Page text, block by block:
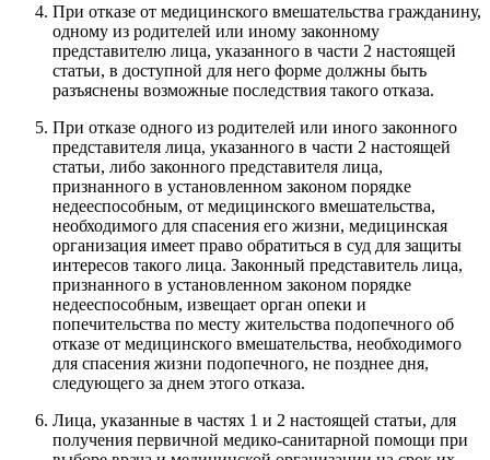
При отказе от медицинского вмешательства гражданину,
одному из родителей или иному законному
представителю лица, указанного в части 2 настоящей
статьи, в доступной для него форме должны быть
разъяснены возможные последствия такого отказа.
При отказе одного из родителей или иного законного
представителя лица, указанного в части 2 настоящей
статьи, либо законного представителя лица,
признанного в установленном законом порядке
недееспособным, от медицинского вмешательства,
необходимого для спасения его жизни, медицинская
организация имеет право обратиться в суд для защиты
интересов такого лица. Законный представитель лица,
признанного в установленном законом порядке
недееспособным, извещает орган опеки и
попечительства по месту жительства подопечного об
отказе от медицинского вмешательства, необходимого
для спасения жизни подопечного, не позднее дня,
следующего за днем этого отказа.
Лица, указанные в частях 1 и 2 настоящей статьи, для
получения первичной медико-санитарной помощи при